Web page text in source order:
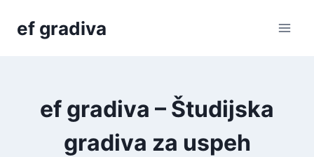
ef gradiva
ef gradiva – Študijska
gradiva za uspeh